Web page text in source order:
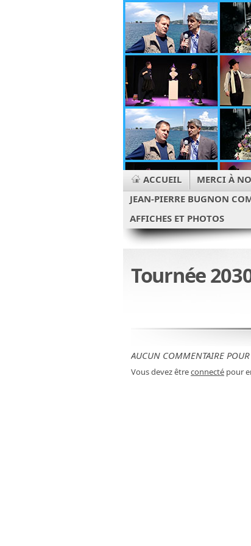
ACCUEIL MERCI À
JEAN-PIERRE BUGNON
AFFICHES ET PHOTOS
Tournée
AUCUN COMMENTAIRE
Vous devez êtreconnecté pour